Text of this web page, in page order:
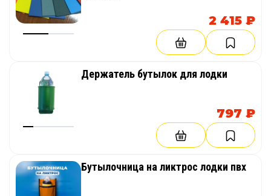
2 415 ₽
Держатель бутылок для лодки
797 ₽
Бутылочница на ликтрос лодки пвх